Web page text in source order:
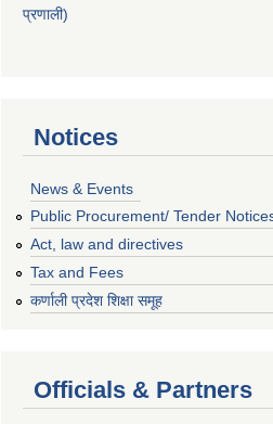
प्रणाली)
Notices
News & Events
Public Procurement/ Tender
Act, law and directives
Tax and Fees
कर्णाली प्रदेश शिक्षा समूह
Officials & Partners